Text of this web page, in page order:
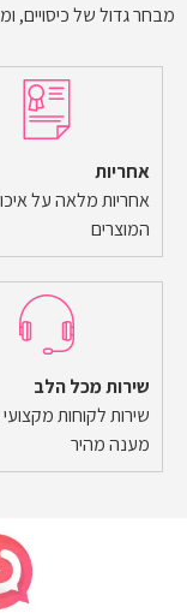
מבחר גדול של כיסויים,
אחריות
אחריות מלאה על
המוצרים
שירות מכל הלב
שירות לקוחות
מענה מהיר